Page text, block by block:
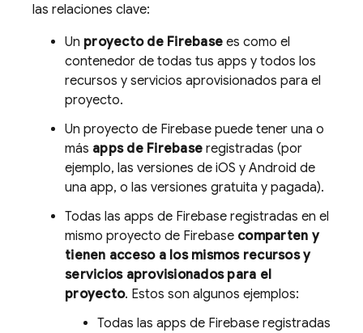
las relaciones clave:
Un proyecto de Firebase es como el
contenedor de todas tus apps y todos los
recursos y servicios aprovisionados para el
proyecto.
Un proyecto de Firebase puede tener una o
más apps de Firebase registradas (por
ejemplo, las versiones de iOS y Android de
una app, o las versiones gratuita y pagada).
Todas las apps de Firebase registradas en el
mismo proyecto de Firebase comparten y
tienen acceso a los mismos recursos y
servicios aprovisionados para el
proyecto. Estos son algunos ejemplos:
Todas las apps de Firebase registradas